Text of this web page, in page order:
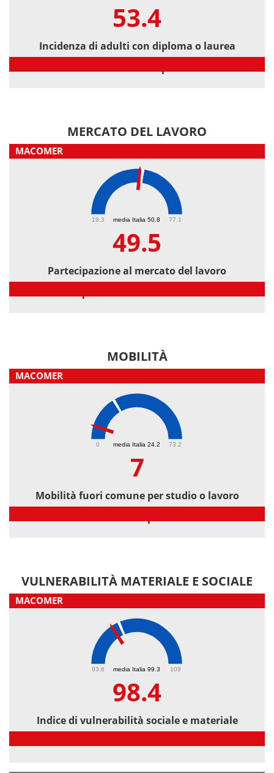
53.4
Incidenza di adulti con diploma o laurea
MERCATO DEL LAVORO
MACOMER
media Italia 50.8
19.3 77.1
49.5
Partecipazione al mercato del lavoro
MOBILITÀ
MACOMER
media Italia 24.2
0 73.2
7
Mobilità fuori comune per studio o lavoro
VULNERABILITÀ MATERIALE E SOCIALE
MACOMER
media Italia 99.3
93.6 109
98.4
Indice di vulnerabilità sociale e materiale